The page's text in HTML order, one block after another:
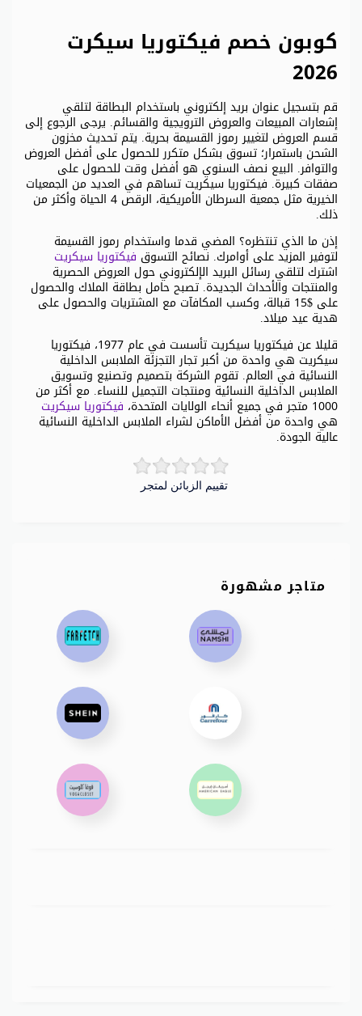
تقييم الزبائن لمتجر
قليلا عن فيكتوريا سيكريت تأسست في عام 1977، فيكتوريا
سيكريت هي واحدة من أكبر تجار التجزئة الملابس الداخلية
النسائية في العالم. تقوم الشركة بتصميم وتصنيع وتسويق
الملابس الداخلية النسائية ومنتجات التجميل للنساء. مع أكثر من
1000 متجر في جميع أنحاء الولايات المتحدة، فيكتوريا سيكريت
هي واحدة من أفضل الأماكن لشراء الملابس الداخلية النسائية
عالية الجودة.
إذن ما الذي تنتظره؟ المضي قدما واستخدام رموز القسيمة
لتوفير المزيد على أوامرك. نصائح التسوق فيكتوريا سيكريت
اشترك لتلقي رسائل البريد الإلكتروني حول العروض الحصرية
والمنتجات والأحداث الجديدة. تصبح حامل بطاقة الملاك والحصول
على $15 قبالة، وكسب المكافآت مع المشتريات والحصول على
هدية عيد ميلاد.
قم بتسجيل عنوان بريد إلكتروني باستخدام البطاقة لتلقي
إشعارات المبيعات والعروض الترويجية والقسائم. يرجى الرجوع إلى
قسم العروض لتغيير رموز القسيمة بحرية. يتم تحديث مخزون
الشحن باستمرار؛ تسوق بشكل متكرر للحصول على أفضل العروض
والتوافر. البيع نصف السنوي هو أفضل وقت للحصول على
صفقات كبيرة. فيكتوريا سيكريت تساهم في العديد من الجمعيات
الخيرية مثل جمعية السرطان الأمريكية، الرقص 4 الحياة وأكثر من
ذلك.
كوبون خصم فيكتوريا سيكرت
2026
متاجر مشهورة